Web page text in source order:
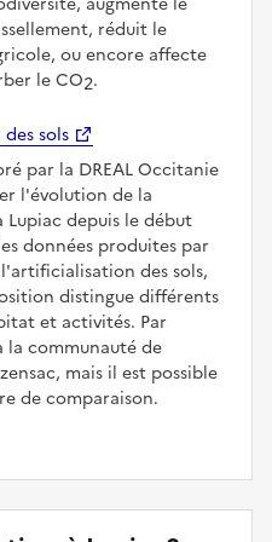
réduit le
ou encore affecte
le CO2.
sols
par la DREAL Occitanie
l'évolution de la
depuis le début
données produites par
des sols,
distingue différents
et activités. Par
la communauté de
mais il est possible
de comparaison.